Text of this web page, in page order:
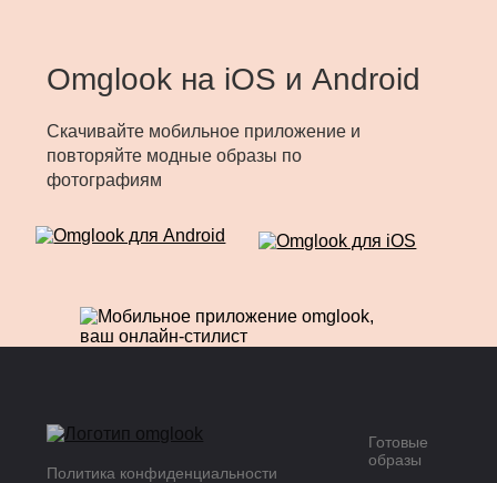
Omglook на iOS и Android
Скачивайте мобильное приложение и
повторяйте модные образы по
фотографиям
Политика конфиденциальности
Готовые
образы